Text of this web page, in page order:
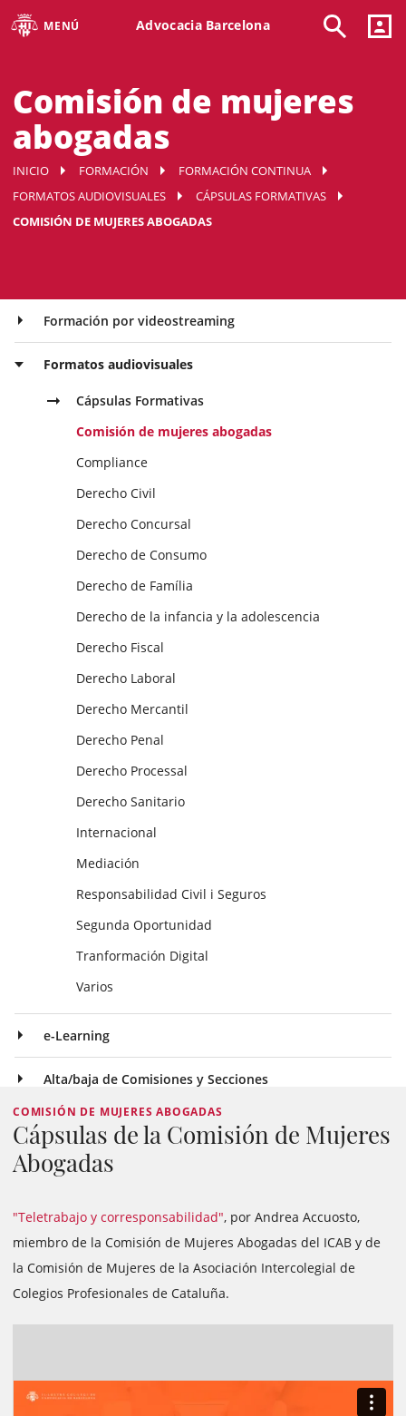
MENÚ Advocacia Barcelona
Comisión de mujeres
abogadas
INICIO FORMACIÓN
FORMACIÓN CONTINUA
FORMATOS AUDIOVISUALES
CÁPSULAS FORMATIVAS
COMISIÓN DE MUJERES ABOGADAS
Formación por videostreaming
Formatos audiovisuales
Cápsulas Formativas
Comisión de mujeres abogadas
Compliance
Derecho Civil
Derecho Concursal
Derecho de Consumo
Derecho de Família
Derecho de la infancia y la adolescencia
Derecho Fiscal
Derecho Laboral
Derecho Mercantil
Derecho Penal
Derecho Processal
Derecho Sanitario
Internacional
Mediación
Responsabilidad Civil i Seguros
Segunda Oportunidad
Tranformación Digital
Varios
e-Learning
Alta/baja de Comisiones y Secciones
COMISIÓN DE MUJERES ABOGADAS
Cápsulas de la Comisión de Mujeres
Abogadas
"Teletrabajo y corresponsabilidad", por Andrea Accuosto,
miembro de la Comisión de Mujeres Abogadas del ICAB y de
la Comisión de Mujeres de la Asociación Intercolegial de
Colegios Profesionales de Cataluña.